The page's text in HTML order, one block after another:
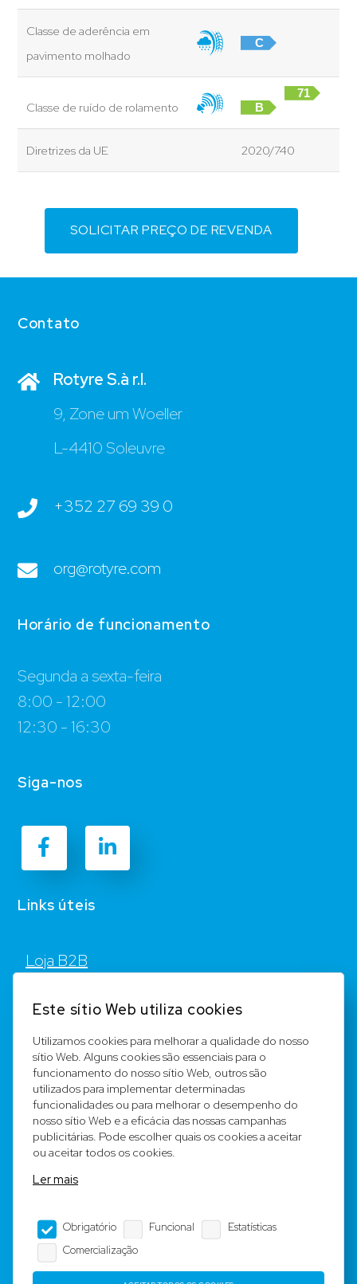
Classe de aderência em
pavimento molhado
C
Classe de ruído de rolamento B
71
Diretrizes da UE 2020/740
SOLICITAR PREÇO DE REVENDA
Contato
Rotyre S.à r.l.
9, Zone um Woeller
L-4410 Soleuvre
+352 27 69 39 0
org@rotyre.com
Horário de funcionamento
Segunda a sexta-feira
8:00 - 12:00
12:30 - 16:30
Siga-nos
Links úteis
Loja B2B
Registar
Equipa
Notícia legal
Editorial
Proteção de dados
Este sítio Web utiliza cookies
Utilizamos cookies para melhorar a qualidade do nosso
sítio Web. Alguns cookies são essenciais para o
funcionamento do nosso sítio Web, outros são
utilizados para implementar determinadas
funcionalidades ou para melhorar o desempenho do
nosso sítio Web e a eficácia das nossas campanhas
publicitárias. Pode escolher quais os cookies a aceitar
ou aceitar todos os cookies.
Ler mais
Obrigatório Funcional
Estatísticas
Comercialização